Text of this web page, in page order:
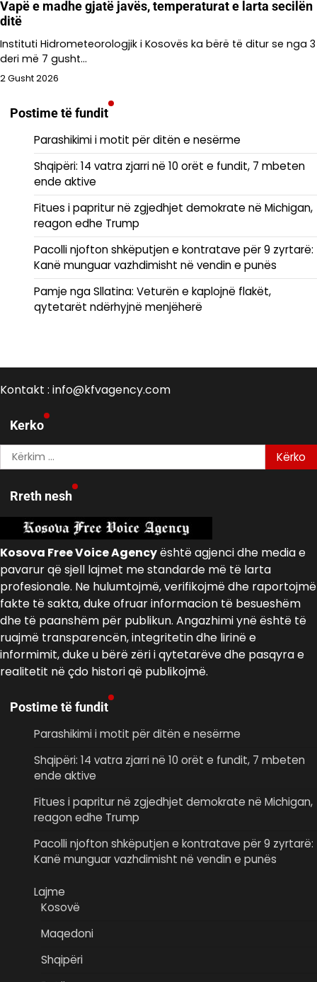
Vapë e madhe gjatë javës, temperaturat e larta secilën
ditë
Instituti Hidrometeorologjik i Kosovës ka bërë të ditur se nga 3
deri më 7 gusht…
2 Gusht 2026
Postime të fundit
Parashikimi i motit për ditën e nesërme
Shqipëri: 14 vatra zjarri në 10 orët e fundit, 7 mbeten
ende aktive
Fitues i papritur në zgjedhjet demokrate në Michigan,
reagon edhe Trump
Pacolli njofton shkëputjen e kontratave për 9 zyrtarë:
Kanë munguar vazhdimisht në vendin e punës
Pamje nga Sllatina: Veturën e kaplojnë flakët,
qytetarët ndërhyjnë menjëherë
Kontakt : info@kfvagency.com
Kerko
Kërko
për:
Rreth nesh
Kosova Free Voice Agencyështë agjenci dhe media e
pavarur që sjell lajmet me standarde më të larta
profesionale. Ne hulumtojmë, verifikojmë dhe raportojmë
fakte të sakta, duke ofruar informacion të besueshëm
dhe të paanshëm për publikun. Angazhimi ynë është të
ruajmë transparencën, integritetin dhe lirinë e
informimit, duke u bërë zëri i qytetarëve dhe pasqyra e
realitetit në çdo histori që publikojmë.
Postime të fundit
Parashikimi i motit për ditën e nesërme
Shqipëri: 14 vatra zjarri në 10 orët e fundit, 7 mbeten
ende aktive
Fitues i papritur në zgjedhjet demokrate në Michigan,
reagon edhe Trump
Pacolli njofton shkëputjen e kontratave për 9 zyrtarë:
Kanë munguar vazhdimisht në vendin e punës
Lajme
Kosovë
Maqedoni
Shqipëri